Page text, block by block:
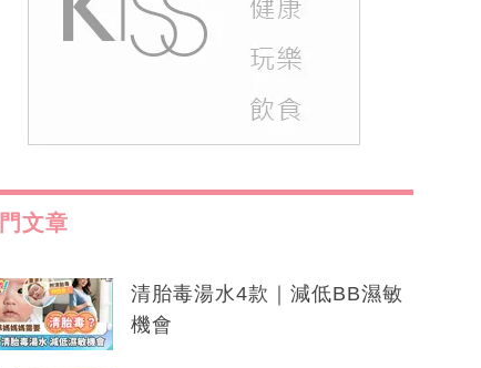
文章
清胎毒湯水4款｜減低BB濕敏
機會